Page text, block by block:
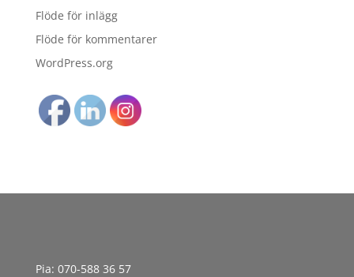
Flöde för inlägg
Flöde för kommentarer
WordPress.org
Pia: 070-588 36 57